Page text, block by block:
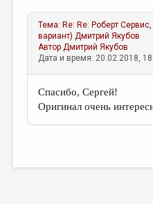
Тема: Re: Re: Роберт
вариант) Дмитрий Якубов
АвторДмитрий Якубов
Дата и время: 20.02.2018,
Спасибо, Сергей!
Оригинал очень